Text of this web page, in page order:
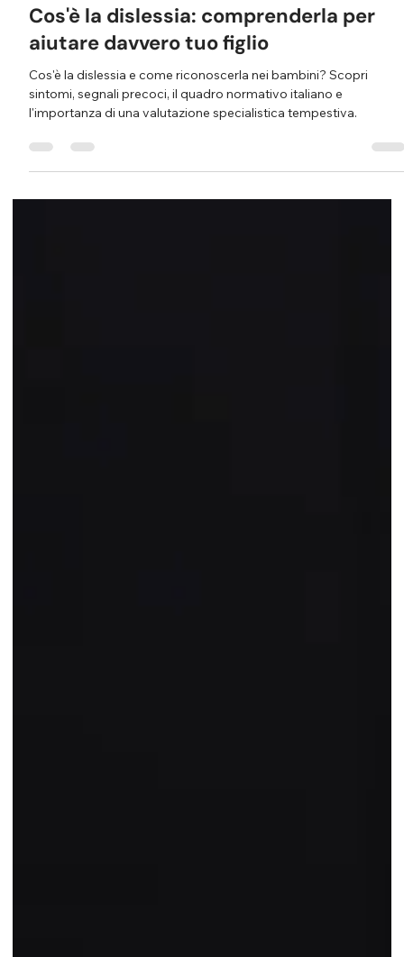
28 apr
Tempo di lettura: 5 min
Cos'è la dislessia: comprenderla per
aiutare davvero tuo figlio
Cos'è la dislessia e come riconoscerla nei bambini? Scopri
l'importanza di una valutazione specialistica tempestiva.